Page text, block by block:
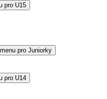
pro U15
pro Juniorky
pro U14